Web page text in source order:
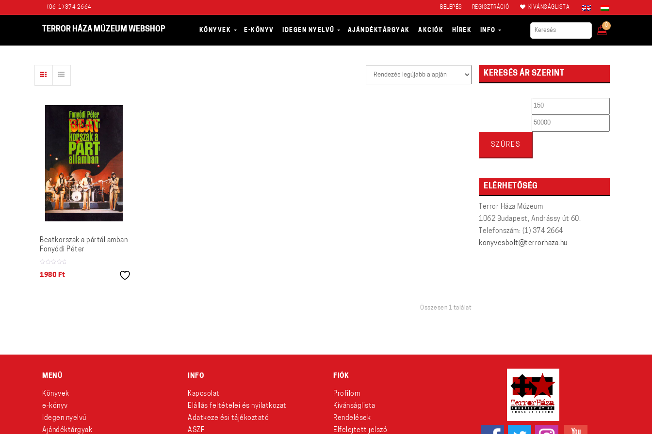
(06-1) 374 2664 BELÉPÉS REGISZTRÁCIÓ KÍVÁNSÁGLISTA
TERROR HÁZA MÚZEUM WEBSHOP KÖNYVEK E-KÖNYV IDEGEN NYELVŰ AJÁNDÉKTÁRGYAK AKCIÓK HÍREK INFO
0
Beatkorszak a pártállamban
Fonyódi Péter
1980 Ft
Összesen 1 találat
KERESÉS ÁR SZERINT
Min
SZŰRÉS
ELÉRHETŐSÉG
Terror Háza Múzeum
1062 Budapest, Andrássy út 60.
Telefonszám: (1) 374 2664
konyvesbolt@terrorhaza.hu
MENÜ
Könyvek
e-könyv
Idegen nyelvű
Ajándéktárgyak
INFO
Kapcsolat
Elállás feltételei és nyilatkozat
Adatkezelési tájékoztató
ÁSZF
FIÓK
Profilom
Kívánságlista
Rendelések
Elfelejtett jelszó